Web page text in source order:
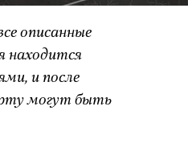
описанные
находится
и после
могут быть